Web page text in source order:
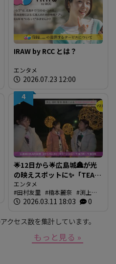
IRAW by RCC とは？
エンタメ
2026.07.23 12:00
4
🌟12日から🌟広島城🏯が光
の映えスポットに✨「TEAM
SHIRO」始動
❗【BUTSUBUTSU2】
エンタメ
田村友里
楠本麗奈
渕上沙
紀
新本穂乃佳 イマナマ
2026.03.11 18:03 0
セス数を集計しています。
もっと見る »